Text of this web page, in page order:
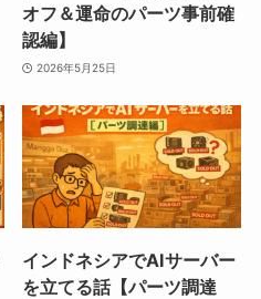
オフ＆運命のパーツ事前確
認編】
2026年5月25日
インドネシアでAIサーバー
を立てる話【パーツ調達